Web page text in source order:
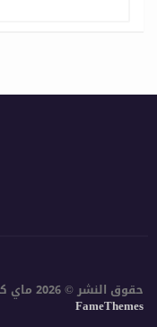
حقوق النشر © 2026 ماي كوبوني . جميع الحقوق محفوظة.
FameThemes